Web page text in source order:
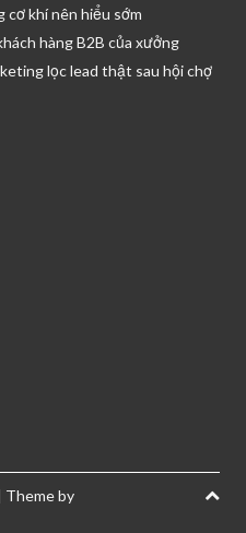
cơ khí nên hiểu sớm
hàng B2B của xưởng
lọc lead thật sau hội chợ
Theme by